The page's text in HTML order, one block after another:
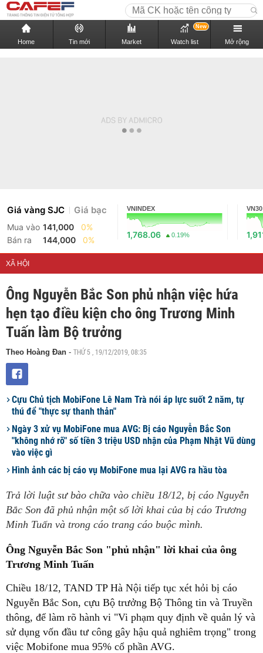
Home Tin mới Market Watch list
New
Mở rộng
Giá vàng SJC Giá bạc
Mua vào 141,000
0%
Bán ra
144,000 0%
VNINDEX
1,768.06 0.19%
VN30
XÃ HỘI
Ông Nguyễn Bắc Son phủ nhận việc hứa
hẹn tạo điều kiện cho ông Trương Minh
Tuấn làm Bộ trưởng
Theo Hoàng Đan - THỨ 5 , 19/12/2019, 08:35
Cựu Chủ tịch MobiFone Lê Nam Trà nói áp lực suốt 2 năm, tự
thú để "thực sự thanh thản"
Ngày 3 xử vụ MobiFone mua AVG: Bị cáo Nguyễn Bắc Son
"không nhớ rõ" số tiền 3 triệu USD nhận của Phạm Nhật Vũ dùng
vào việc gì
Hình ảnh các bị cáo vụ MobiFone mua lại AVG ra hầu tòa
Trả lời luật sư bào chữa vào chiều 18/12, bị cáo Nguyễn
Bắc Son đã phủ nhận một số lời khai của bị cáo Trương
Minh Tuấn và trong cáo trang cáo buộc mình.
Ông Nguyễn Bắc Son "phủ nhận" lời khai của ông
Trương Minh Tuấn
Chiều 18/12, TAND TP Hà Nội tiếp tục xét hỏi bị cáo
Nguyễn Bắc Son, cựu Bộ trưởng Bộ Thông tin và Truyền
thông, để làm rõ hành vi "Vi phạm quy định về quản lý và
sử dụng vốn đầu tư công gây hậu quả nghiêm trọng" trong
việc Mobifone mua 95% cổ phần AVG.